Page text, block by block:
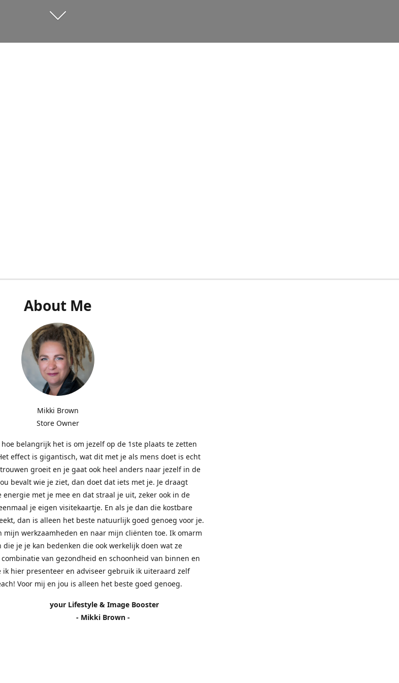
About Me
Mikki Brown
Store Owner
belangrijk het is om jezelf op de 1ste plaats te zetten
effect is gigantisch, wat dit met je als mens doet is echt
groeit en je gaat ook heel anders naar jezelf in de
bevalt wie je ziet, dan doet dat iets met je. Je draagt
energie met je mee en dat straal je uit, zeker ook in de
je eigen visitekaartje. En als je dan die kostbare
dan is alleen het beste natuurlijk goed genoeg voor je.
mijn werkzaamheden en naar mijn cliënten toe. Ik omarm
je je kan bedenken die ook werkelijk doen wat ze
van gezondheid en schoonheid van binnen en
hier presenteer en adviseer gebruik ik uiteraard zelf
Voor mij en jou is alleen het beste goed genoeg.
& Image Booster
- Mikki Brown -